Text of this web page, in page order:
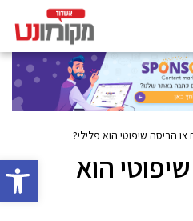
פתח
הריסה שיפוטי הוא פלילי?
הוא